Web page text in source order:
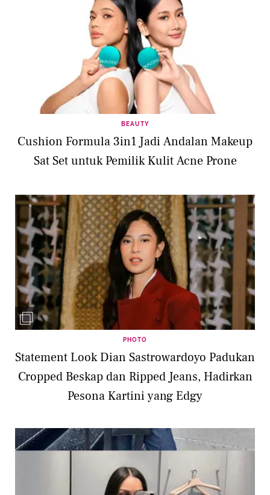
BEAUTY
Cushion Formula 3in1 Jadi Andalan Makeup
Sat Set untuk Pemilik Kulit Acne Prone
PHOTO
Statement Look Dian Sastrowardoyo Padukan
Cropped Beskap dan Ripped Jeans, Hadirkan
Pesona Kartini yang Edgy